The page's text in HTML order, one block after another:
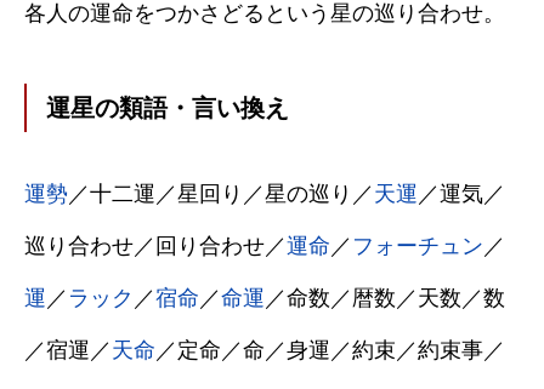
各人の運命をつかさどるという星の巡り合わせ。
運星の類語・言い換え
運勢 ／十二運／星回り／星の巡り／ 天運 ／運気／
巡り合わせ／回り合わせ／運命 ／ フォーチュン ／
運 ／ ラック ／宿命 ／命運 ／命数／暦数／天数／数
／宿運／ 天命 ／定命／命／身運／約束／約束事／